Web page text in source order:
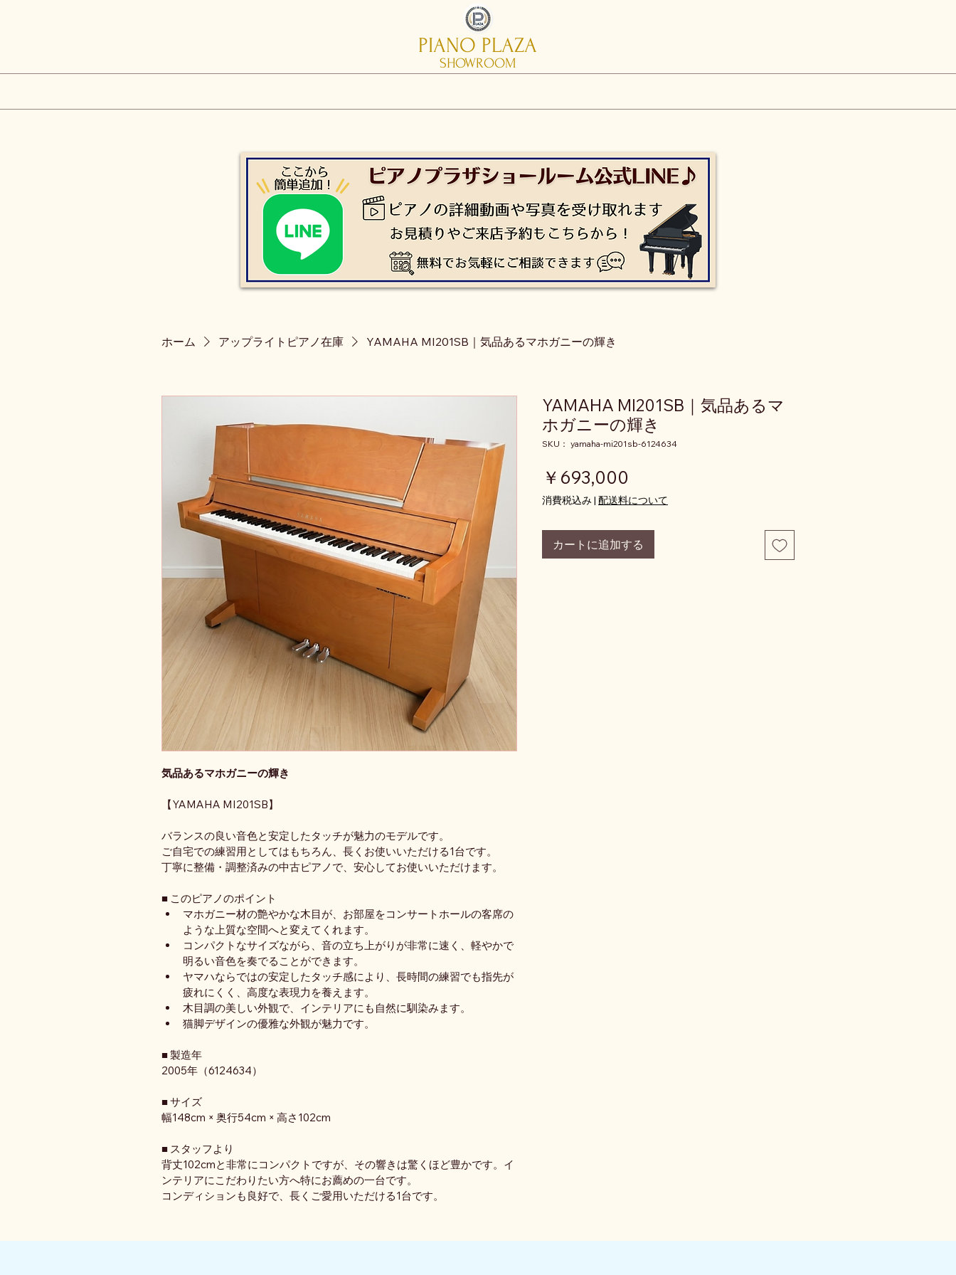
PIANO PLAZA
SHOWROOM
ホーム アップライトピアノ在庫 YAMAHA MI201SB｜気品あるマホガニーの輝き
気品あるマホガニーの輝き
【YAMAHA MI201SB】
バランスの良い音色と安定したタッチが魅力のモデルです。
ご自宅での練習用としてはもちろん、長くお使いいただける1台です。
丁寧に整備・調整済みの中古ピアノで、安心してお使いいただけます。
■ このピアノのポイント
マホガニー材の艶やかな木目が、お部屋をコンサートホールの客席の
ような上質な空間へと変えてくれます。
コンパクトなサイズながら、音の立ち上がりが非常に速く、軽やかで
明るい音色を奏でることができます。
ヤマハならではの安定したタッチ感により、長時間の練習でも指先が
疲れにくく、高度な表現力を養えます。
木目調の美しい外観で、インテリアにも自然に馴染みます。
猫脚デザインの優雅な外観が魅力です。
■ 製造年
2005年（6124634）
■ サイズ
幅148cm × 奥行54cm × 高さ102cm
■ スタッフより
背丈102cmと非常にコンパクトですが、その響きは驚くほど豊かです。イ
ンテリアにこだわりたい方へ特にお薦めの一台です。
コンディションも良好で、長くご愛用いただける1台です。
YAMAHA MI201SB｜気品あるマ
ホガニーの輝き
SKU： yamaha-mi201sb-6124634
￥693,000
消費税込み| 配送料について
カートに追加する